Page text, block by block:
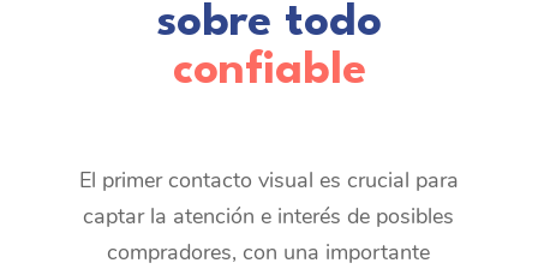
sobre todo
confiable
El primer contacto visual es crucial para
captar la atención e interés de posibles
compradores, con una importante